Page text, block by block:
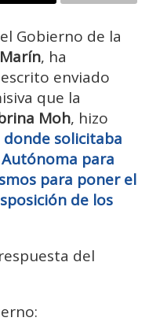
Gobierno de la
, ha
enviado
que la
Moh, hizo
donde solicitaba
para
para poner el
de los
del